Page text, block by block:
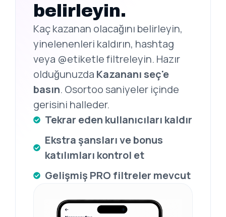
belirleyin.
Kaç kazanan olacağını belirleyin,
yinelenenleri kaldırın, hashtag
veya @etiketle filtreleyin. Hazır
olduğunuzda Kazananı seç'e
basın. Osortoo saniyeler içinde
gerisini halleder.
Tekrar eden kullanıcıları kaldır
Ekstra şansları ve bonus
katılımları kontrol et
Gelişmiş PRO filtreler mevcut